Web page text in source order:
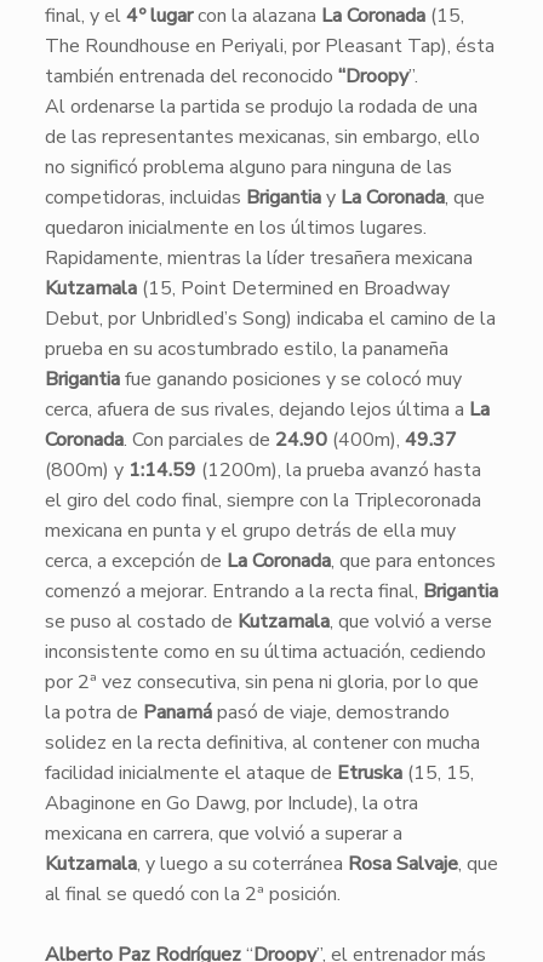
final, y el4º lugarcon la alazana La Coronada(15,
The Roundhouse en Periyali, por Pleasant Tap), ésta
también entrenada del reconocido “Droopy”.
Al ordenarse la partida se produjo la rodada de una
de las representantes mexicanas, sin embargo, ello
no significó problema alguno para ninguna de las
competidoras, incluidas Brigantiay La Coronada, que
quedaron inicialmente en los últimos lugares.
Rapidamente, mientras la líder tresañera mexicana
Kutzamala(15, Point Determined en Broadway
Debut, por Unbridled’s Song) indicaba el camino de la
prueba en su acostumbrado estilo, la panameña
Brigantiafue ganando posiciones y se colocó muy
cerca, afuera de sus rivales, dejando lejos última a La
Coronada. Con parciales de 24.90(400m), 49.37
(800m) y 1:14.59 (1200m), la prueba avanzó hasta
el giro del codo final, siempre con la Triplecoronada
mexicana en punta y el grupo detrás de ella muy
cerca, a excepción de La Coronada, que para entonces
comenzó a mejorar. Entrando a la recta final, Brigantia
se puso al costado de Kutzamala, que volvió a verse
inconsistente como en su última actuación, cediendo
por 2ª vez consecutiva, sin pena ni gloria, por lo que
la potra de Panamápasó de viaje, demostrando
solidez en la recta definitiva, al contener con mucha
facilidad inicialmente el ataque de Etruska(15, 15,
Abaginone en Go Dawg, por Include), la otra
mexicana en carrera, que volvió a superar a
Kutzamala, y luego a su coterránea Rosa Salvaje, que
al final se quedó con la 2ª posición.
Alberto Paz Rodríguez“Droopy”, el entrenador más